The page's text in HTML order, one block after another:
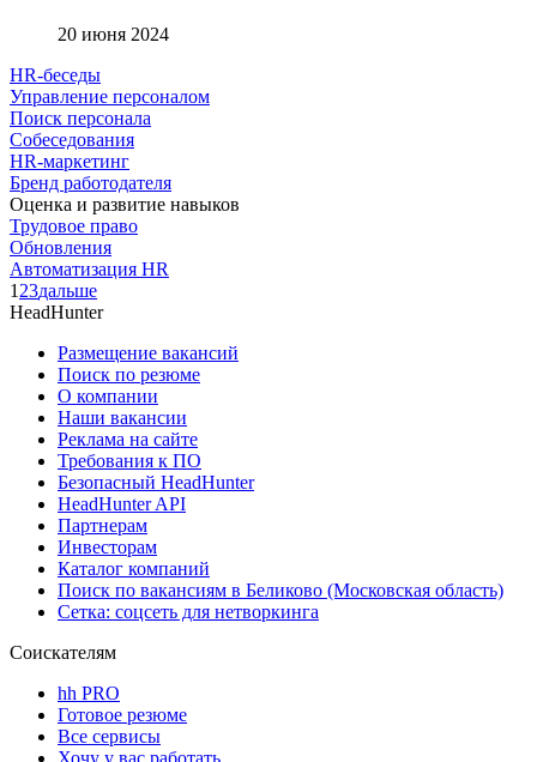
20 июня 2024
HR-беседы
Управление персоналом
Поиск персонала
Собеседования
HR-маркетинг
Бренд работодателя
Оценка и развитие навыков
Трудовое право
Обновления
Автоматизация HR
1 23дальше
HeadHunter
Размещение вакансий
Поиск по резюме
О компании
Наши вакансии
Реклама на сайте
Требования к ПО
Безопасный HeadHunter
HeadHunter API
Партнерам
Инвесторам
Каталог компаний
Поиск по вакансиям в Беликово (Московская область)
Сетка: соцсеть для нетворкинга
Соискателям
hh PRO
Готовое резюме
Все сервисы
Хочу у вас работать